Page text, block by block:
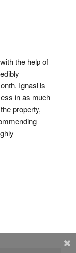
the help of
Ignasi is
in as much
property,